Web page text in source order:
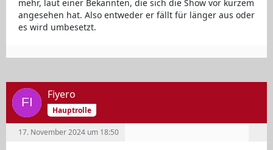
mehr, laut einer Bekannten, die sich die Show vor kurzem
angesehen hat. Also entweder er fällt für länger aus oder
es wird umbesetzt.
Fiyero
Hauptrolle
17. November 2024 um 18:50